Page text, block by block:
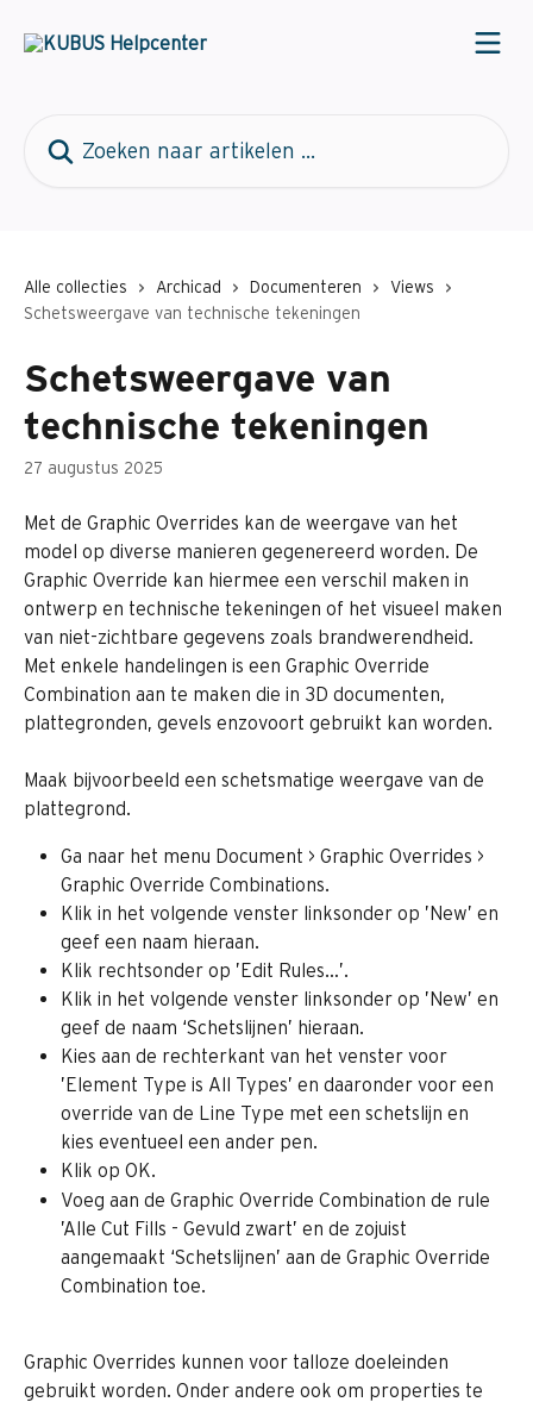
Alle collecties Archicad Documenteren
Views
Schetsweergave van technische tekeningen
Schetsweergave van
technische tekeningen
27 augustus 2025
Met de Graphic Overrides kan de weergave van het
model op diverse manieren gegenereerd worden. De
Graphic Override kan hiermee een verschil maken in
ontwerp en technische tekeningen of het visueel maken
van niet-zichtbare gegevens zoals brandwerendheid.
Met enkele handelingen is een Graphic Override
Combination aan te maken die in 3D documenten,
plattegronden, gevels enzovoort gebruikt kan worden.
Maak bijvoorbeeld een schetsmatige weergave van de
plattegrond.
Ga naar het menu Document > Graphic Overrides >
Graphic Override Combinations.
Klik in het volgende venster linksonder op ’New’ en
geef een naam hieraan.
Klik rechtsonder op ’Edit Rules…’.
Klik in het volgende venster linksonder op ’New’ en
geef de naam ‘Schetslijnen’ hieraan.
Kies aan de rechterkant van het venster voor
’Element Type is All Types’ en daaronder voor een
override van de Line Type met een schetslijn en
kies eventueel een ander pen.
Klik op OK.
Voeg aan de Graphic Override Combination de rule
’Alle Cut Fills - Gevuld zwart’ en de zojuist
aangemaakt ‘Schetslijnen’ aan de Graphic Override
Combination toe.
Graphic Overrides kunnen voor talloze doeleinden
gebruikt worden. Onder andere ook om properties te